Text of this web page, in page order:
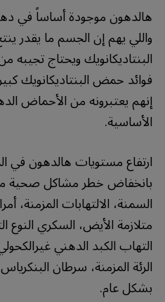
هالدهون موجودة أساساً في
واللي يهم إن الجسم ما يقدر
البنتاديكانويك ويحتاج تجيبه
فوائد حمض البنتاديكانويك
إنهم يعتبرونه من الأحماض
الأساسية.
ارتفاع مستويات هالدهون في
بانخفاض خطر مشاكل صحية
السمنة، الالتهابات المزمنة،
متلازمة الأيض، السكري النوع
التهاب الكبد الدهني
الرئة المزمنة، سرطان
بشكل عام.